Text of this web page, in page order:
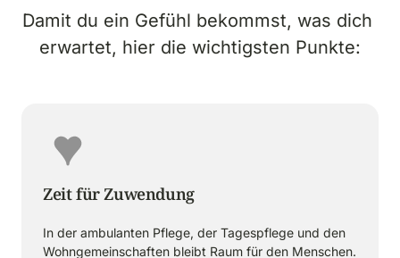
Damit du ein Gefühl bekommst, was dich
erwartet, hier die wichtigsten Punkte:
Zeit für Zuwendung
In der ambulanten Pflege, der Tagespflege und den
Wohngemeinschaften bleibt Raum für den Menschen.